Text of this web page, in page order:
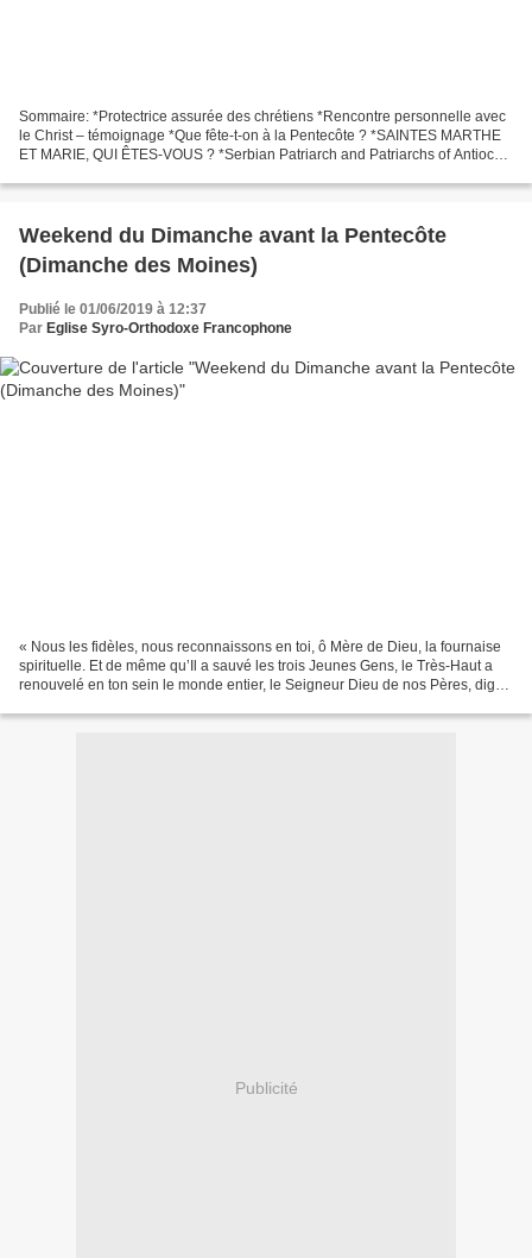
Sommaire: *Protectrice assurée des chrétiens *Rencontre personnelle avec
le Christ – témoignage *Que fête-t-on à la Pentecôte ? *SAINTES MARTHE
ET MARIE, QUI ÊTES-VOUS ? *Serbian Patriarch and Patriarchs of Antioch
Weekend du Dimanche avant la Pentecôte
(Dimanche des Moines)
Publié le 01/06/2019 à 12:37
Par Eglise Syro-Orthodoxe Francophone
« Nous les fidèles, nous reconnaissons en toi, ô Mère de Dieu, la fournaise
spirituelle. Et de même qu’Il a sauvé les trois Jeunes Gens, le Très-Haut a
renouvelé en ton sein le monde entier, le Seigneur Dieu de nos Pères, digne
Publicité